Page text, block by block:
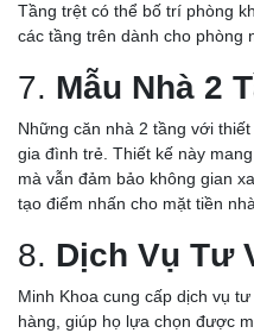
Tầng trệt có thể bố trí phòng
các tầng trên dành cho phòng
7. Mẫu Nhà 2
Những căn nhà 2 tầng với
gia đình trẻ. Thiết kế này
mà vẫn đảm bảo không gian
tạo điểm nhấn cho mặt tiền
8. Dịch Vụ Tư
Minh Khoa cung cấp dịch vụ
hàng, giúp họ lựa chọn được